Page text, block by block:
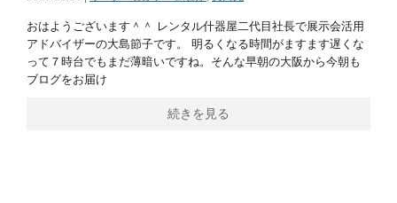
おはようございます＾＾ レンタル什器屋二代目社長で展示会活用
アドバイザーの大島節子です。 明るくなる時間がますます遅くな
って７時台でもまだ薄暗いですね。そんな早朝の大阪から今朝も
ブログをお届け
続きを見る